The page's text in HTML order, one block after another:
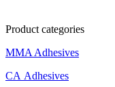
Product categories
MMA Adhesives
CA Adhesives